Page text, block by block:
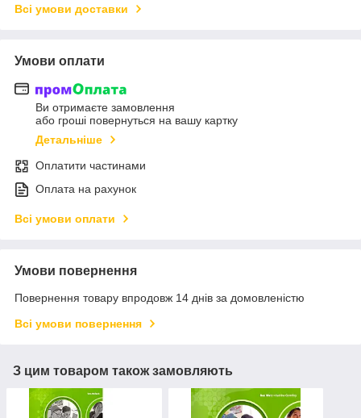
Всі умови доставки
Умови оплати
Ви отримаєте замовлення
або гроші повернуться на вашу картку
Детальніше
Оплатити частинами
Оплата на рахунок
Всі умови оплати
Умови повернення
Повернення товару впродовж 14 днів за домовленістю
Всі умови повернення
З цим товаром також замовляють